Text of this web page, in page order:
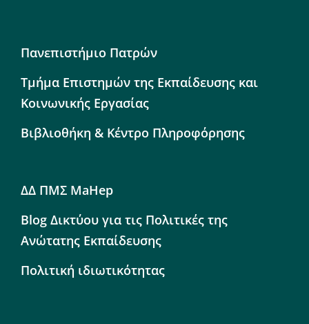
Πανεπιστήμιο Πατρών
Τμήμα Επιστημών της Εκπαίδευσης και
Κοινωνικής Εργασίας
Βιβλιοθήκη & Κέντρο Πληροφόρησης
ΔΔ ΠΜΣ MaHep
Blog Δικτύου για τις Πολιτικές της
Ανώτατης Εκπαίδευσης
Πολιτική ιδιωτικότητας